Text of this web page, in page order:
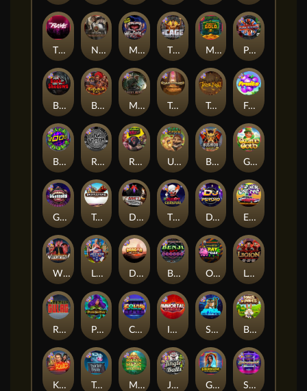
Munchies
Nexus Tombstone RIP
Outsourced: Payday
Roadkill
Kiss My Chainsaw
Book Of Shadows
Rock Bottom
Tractor Beam
The Cage
Space Donkey
Land of the Free
Brick Snake 2000
Starstruck
Monkey's Gold xPays
Benji Killed in Vegas
Barbarian Fury
Poison Eve
Devil's Crossroad
Tomb of Akhenaten
Golden Genie And The Walking Wilds
Dragon Tribe
Immortal Fruits
Coins of Fortune
Gluttony
Mayan Magic Wildfire
Legion X
Fruits
Bonus Bunnies
DJ Psycho
Tombstone
Punk Rocker
Gaelic Gold
East Coast Vs West Coast
The Creepy Carnival
Whacked
Jingle Balls
Misery Mining
Remember Gulag
True kult
Bushido Way xNudge
Ugliest Catch
The Rave